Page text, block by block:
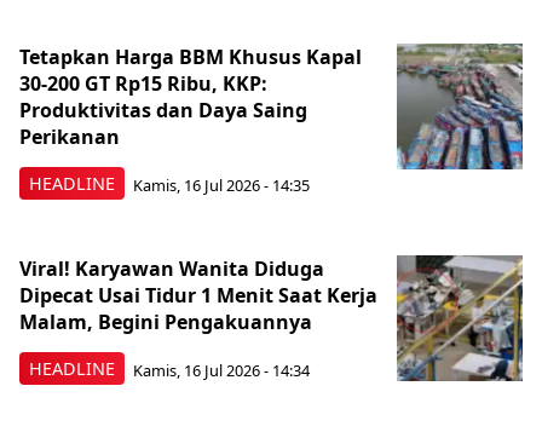
HEADLINE
Tetapkan Harga BBM Khusus Kapal
30-200 GT Rp15 Ribu, KKP:
Produktivitas dan Daya Saing
Perikanan
Kamis, 16 Jul 2026 - 14:35
HEADLINE
Viral! Karyawan Wanita Diduga
Dipecat Usai Tidur 1 Menit Saat Kerja
Malam, Begini Pengakuannya
Kamis, 16 Jul 2026 - 14:34